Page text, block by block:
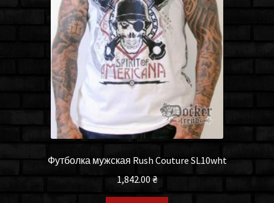
Футболка мужская Rush Couture SL10wht
1,842.00₴